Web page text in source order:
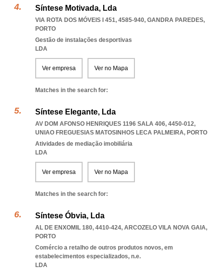
Síntese Motivada, Lda
VIA ROTA DOS MÓVEIS I 451, 4585-940, GANDRA PAREDES,
PORTO
Gestão de instalações desportivas
LDA
Ver empresa Ver no Mapa
Matches in the search for:
Síntese Elegante, Lda
AV DOM AFONSO HENRIQUES 1196 SALA 406, 4450-012,
UNIAO FREGUESIAS MATOSINHOS LECA PALMEIRA, PORTO
Atividades de mediação imobiliária
LDA
Ver empresa Ver no Mapa
Matches in the search for:
Síntese Óbvia, Lda
AL DE ENXOMIL 180, 4410-424, ARCOZELO VILA NOVA GAIA,
PORTO
Comércio a retalho de outros produtos novos, em
estabelecimentos especializados, n.e.
LDA